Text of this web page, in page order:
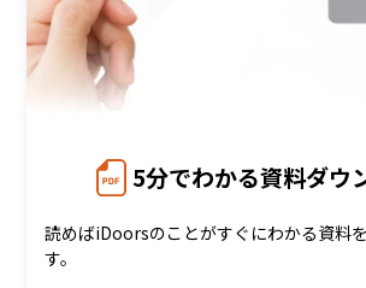
5分でわかる資料ダウ
読めばiDoorsのことがすぐにわかる資料
す。